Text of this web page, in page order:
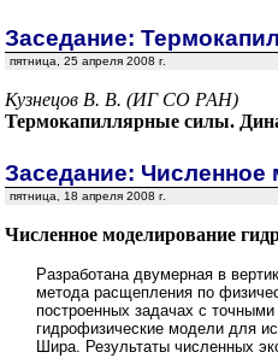
Заседание:
пятница, 25 апреля 2008 г.
Кузнецов В. В. (ИГ СО РАН)
Термокапиллярные силы.
Заседание:
пятница, 18 апреля 2008 г.
Численное моделирование
Разработана двумерная в
метода расщепления по
построенных задачах с
гидрофизические модели для
Шира. Результаты численных